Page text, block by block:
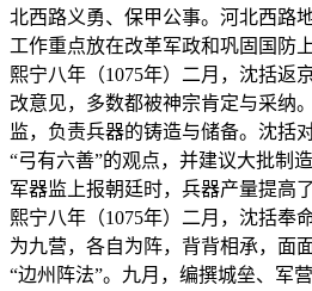
北西路义勇、保甲公事。河北西路
工作重点放在改革军政和巩固国防上
熙宁八年（1075年）二月，沈括返
改意见，多数都被神宗肯定与采纳
监，负责兵器的铸造与储备。沈括
“弓有六善”的观点，并建议大批制
军器监上报朝廷时，兵器产量提高
熙宁八年（1075年）二月，沈括奉
为九营，各自为阵，背背相承，面
“边州阵法”。九月，编撰城垒、军